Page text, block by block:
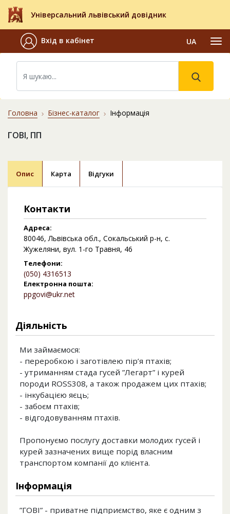
Універсальний львівський довідник
Вхід в кабінет UA
Головна Бізнес-каталог Інформація
ГОВІ, ПП
Опис Карта Відгуки
Контакти
Адреса:
80046, Львівська обл., Сокальський р-н, с.
Жужеляни, вул. 1-го Травня, 46
Телефони:
(050) 4316513
Електронна пошта:
ppgovi@ukr.net
Діяльність
Ми займаємося:
- переробкою і заготівлею пір’я птахів;
- утриманням стада гусей ”Легарт” і курей
породи ROSS308, а також продажем цих птахів;
- інкубацією яєць;
- забоєм птахів;
- відгодовуванням птахів.
Пропонуємо послугу доставки молодих гусей і
курей зазначених вище порід власним
транспортом компанії до клієнта.
Інформація
”ГОВІ” - приватне підприємство, яке є одним з